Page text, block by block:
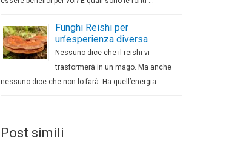
Funghi Reishi per
un’esperienza diversa
Nessuno dice che il reishi vi
trasformerà in un mago. Ma anche
nessuno dice che non lo farà. Ha quell’energia …
Post simili